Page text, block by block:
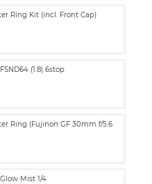
Ring Kit (incl. Front Cap)
(1.8) 6stop
Ring (Fujinon GF 30mm f/5.6
Mist 1/4